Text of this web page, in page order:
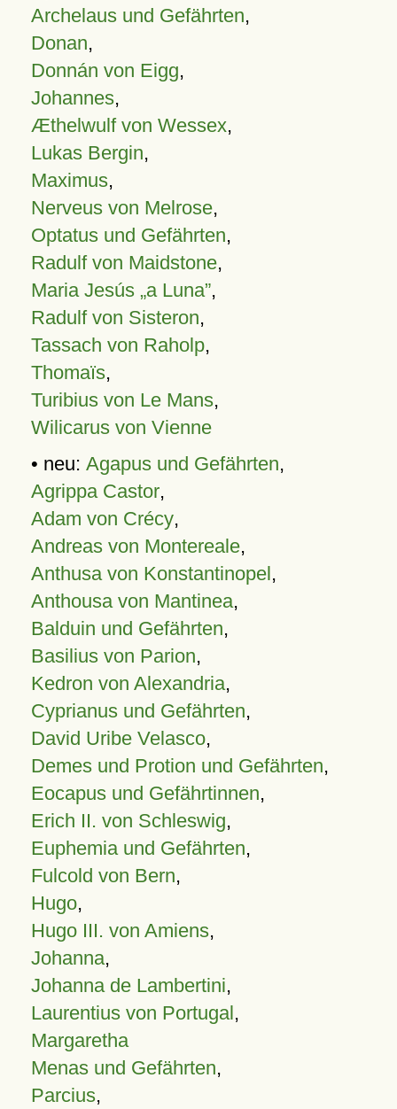
Archelaus und Gefährten,
Donan,
Donnán von Eigg,
Johannes,
Æthelwulf von Wessex,
Lukas Bergin,
Maximus,
Nerveus von Melrose,
Optatus und Gefährten,
Radulf von Maidstone,
Maria Jesús „a Luna”,
Radulf von Sisteron,
Tassach von Raholp,
Thomaïs,
Turibius von Le Mans,
Wilicarus von Vienne
• neu: Agapus und Gefährten,
Agrippa Castor,
Adam von Crécy,
Andreas von Montereale,
Anthusa von Konstantinopel,
Anthousa von Mantinea,
Balduin und Gefährten,
Basilius von Parion,
Kedron von Alexandria,
Cyprianus und Gefährten,
David Uribe Velasco,
Demes und Protion und Gefährten,
Eocapus und Gefährtinnen,
Erich II. von Schleswig,
Euphemia und Gefährten,
Fulcold von Bern,
Hugo,
Hugo III. von Amiens,
Johanna,
Johanna de Lambertini,
Laurentius von Portugal,
Margaretha
Menas und Gefährten,
Parcius,